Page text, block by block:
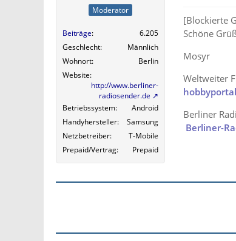
Moderator
Beiträge
6.205
Geschlecht
Männlich
Wohnort
Berlin
Website
http://www.berliner-
radiosender.de
Betriebssystem
Android
Handyhersteller
Samsung
Netzbetreiber
T-Mobile
Prepaid/Vertrag
Prepaid
[Blockierte
Schöne
Mosyr
Weltweiter
Berliner
Berliner-